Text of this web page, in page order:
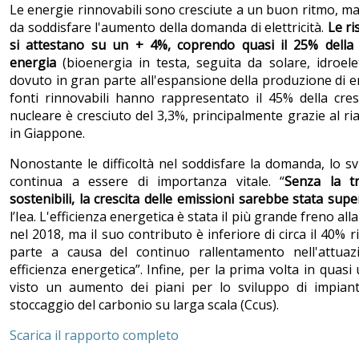
Le energie rinnovabili sono cresciute a un buon ritmo,
da soddisfare l'aumento della domanda di elettricità. Le
si attestano su un + 4%, coprendo quasi il 25%
energia (bioenergia in testa, seguita da solare,
dovuto in gran parte all'espansione della produzione di
fonti rinnovabili hanno rappresentato il 45% della
nucleare è cresciuto del 3,3%, principalmente grazie al
in Giappone.
Nonostante le difficoltà nel soddisfare la domanda, lo
continua a essere di importanza vitale. “Senza la
sostenibili, la crescita delle emissioni sarebbe stata
l’Iea. L'efficienza energetica è stata il più grande freno
nel 2018, ma il suo contributo è inferiore di circa il 40%
parte a causa del continuo rallentamento
efficienza energetica”. Infine, per la prima volta in quasi
visto un aumento dei piani per lo sviluppo di
stoccaggio del carbonio su larga scala (Ccus).
Scarica il rapporto completo